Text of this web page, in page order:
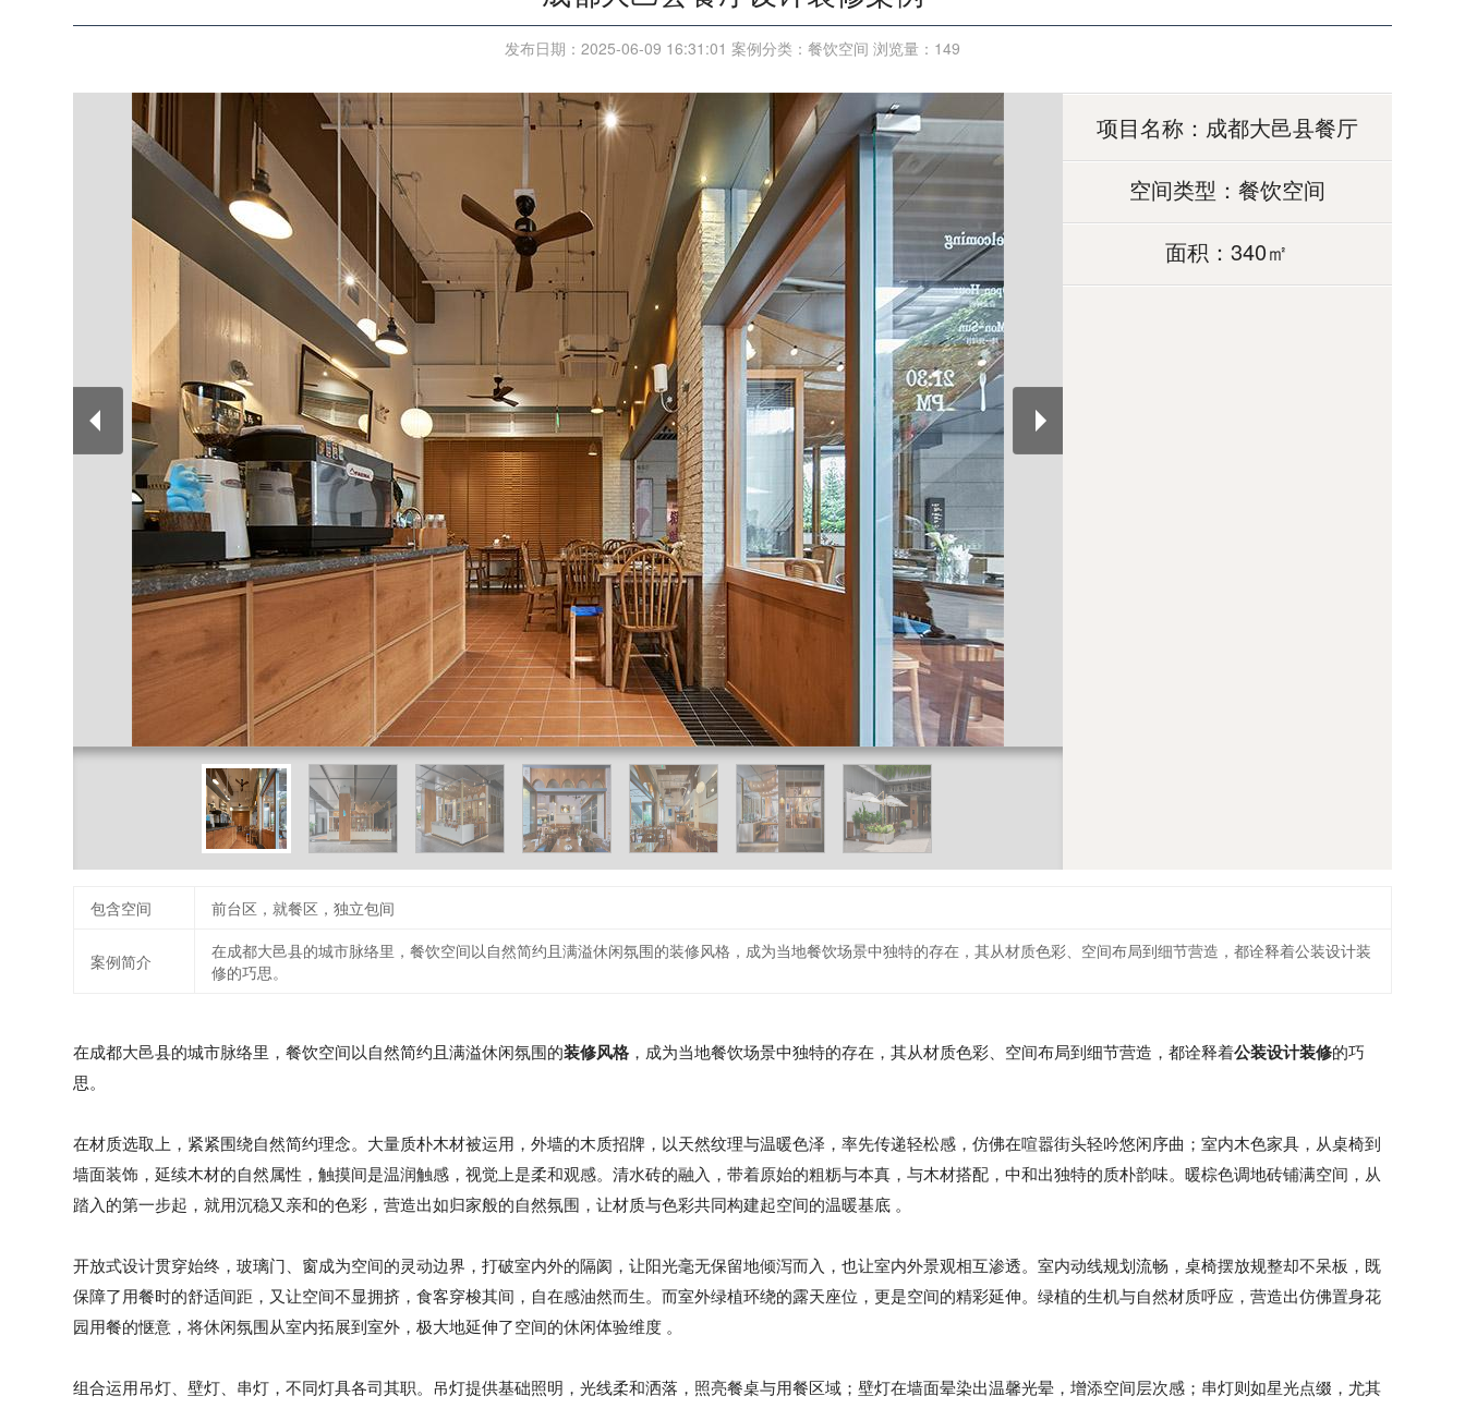
发布日期：2025-06-09 16:31:01 案例分类：餐饮空间 浏览量： 149
项目名称：成都大邑县餐厅
空间类型：餐饮空间
面积：340㎡
包含空间 前台区，就餐区，独立包间
案例简介
在成都大邑县的城市脉络里，餐饮空间以自然简约且满溢休闲氛围的装修风格，成为当地餐饮场景中独特的存在，其从材质色彩、空间布局到细节营造，都诠释着公装设计装
修的巧思。
在成都大邑县的城市脉络里，餐饮空间以自然简约且满溢休闲氛围的装修风格 ，成为当地餐饮场景中独特的存在，其从材质色彩、空间布局到细节营造，都诠释着公装设计装修的巧
思。
在材质选取上，紧紧围绕自然简约理念。大量质朴木材被运用，外墙的木质招牌，以天然纹理与温暖色泽，率先传递轻松感，仿佛在喧嚣街头轻吟悠闲序曲；室内木色家具，从桌椅到
墙面装饰，延续木材的自然属性，触摸间是温润触感，视觉上是柔和观感。清水砖的融入，带着原始的粗粝与本真，与木材搭配，中和出独特的质朴韵味。暖棕色调地砖铺满空间，从
踏入的第一步起，就用沉稳又亲和的色彩，营造出如归家般的自然氛围，让材质与色彩共同构建起空间的温暖基底 。
开放式设计贯穿始终，玻璃门、窗成为空间的灵动边界，打破室内外的隔阂，让阳光毫无保留地倾泻而入，也让室内外景观相互渗透。室内动线规划流畅，桌椅摆放规整却不呆板，既
保障了用餐时的舒适间距，又让空间不显拥挤，食客穿梭其间，自在感油然而生。而室外绿植环绕的露天座位，更是空间的精彩延伸。绿植的生机与自然材质呼应，营造出仿佛置身花
园用餐的惬意，将休闲氛围从室内拓展到室外，极大地延伸了空间的休闲体验维度 。
组合运用吊灯、壁灯、串灯，不同灯具各司其职。吊灯提供基础照明，光线柔和洒落，照亮餐桌与用餐区域；壁灯在墙面晕染出温馨光晕，增添空间层次感；串灯则如星光点缀，尤其